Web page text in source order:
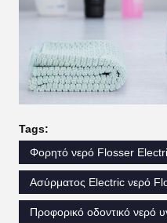
Tags:
Φορητό νερό Flosser
Ασύρματος Electric νερό
Προφορικό οδοντικό νερό